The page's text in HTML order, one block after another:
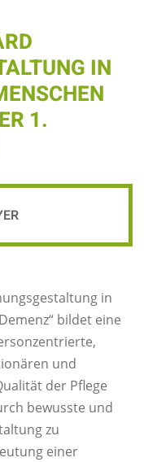
IN
1.
in
bildet eine
und
der Pflege
bewusste und
zu
einer